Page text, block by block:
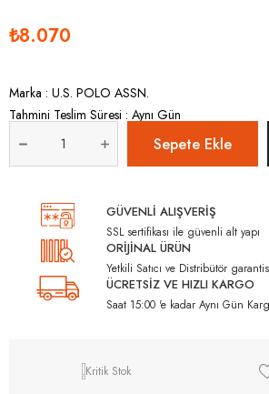
₺8.070
Marka : U.S. POLO ASSN.
Tahmini Teslim Süresi : Aynı Gün
GÜVENLİ ALIŞVERİŞ
SSL sertifikası ile güvenli alt yapı
ORİJİNAL ÜRÜN
Yetkili Satıcı ve Distribütör
ÜCRETSİZ VE HIZLI KARGO
Saat 15:00 'e kadar Aynı Gün
Kritik Stok